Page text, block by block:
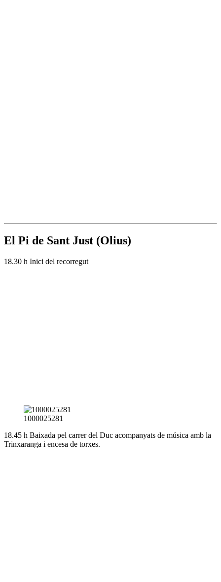
El Pi de Sant Just (Olius)
18.30 h Inici del recorregut
1000025281
18.45 h Baixada pel carrer del Duc acompanyats de música amb la
Trinxaranga i encesa de torxes.